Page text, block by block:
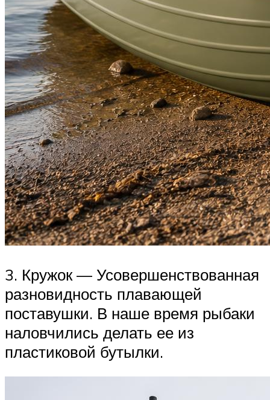
3. Кружок — Усовершенствованная
разновидность плавающей
поставушки. В наше время рыбаки
наловчились делать ее из
пластиковой бутылки.